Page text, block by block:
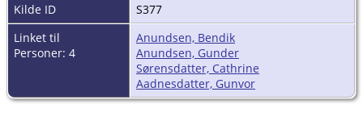
Kilde ID
S377
Linket til
Personer: 4
Anundsen, Bendik
Anundsen, Gunder
Sørensdatter, Cathrine
Aadnesdatter, Gunvor